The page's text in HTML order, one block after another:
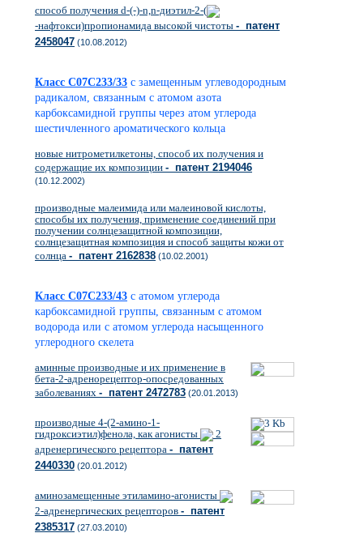
способ получения d-(-)-n,n-диэтил-2-(
-нафтокси)пропионамида высокой чистоты - патент
2458047 (10.08.2012)
Класс C07C233/33 с замещенным углеводородным
радикалом, связанным с атомом азота
карбоксамидной группы через атом углерода
шестичленного ароматического кольца
новые нитрометилкетоны, способ их получения и
содержащие их композиции - патент 2194046
(10.12.2002)
производные малеимида или малеиновой кислоты,
способы их получения, применение соединений при
получении солнцезащитной композиции,
солнцезащитная композиция и способ защиты кожи от
солнца - патент 2162838 (10.02.2001)
Класс C07C233/43 с атомом углерода
карбоксамидной группы, связанным с атомом
водорода или с атомом углерода насыщенного
углеродного скелета
аминные производные и их применение в
бета-2-адренорецептор-опосредованных
заболеваниях - патент 2472783 (20.01.2013)
производные 4-(2-амино-1-
гидроксиэтил)фенола, как агонисты
2
адренергического рецептора - патент
2440330 (20.01.2012)
аминозамещенные этиламино-агонисты
2-адренергических рецепторов - патент
2385317 (27.03.2010)